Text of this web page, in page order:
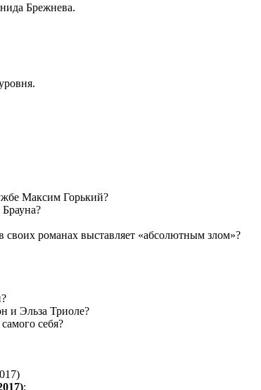
Брежнева.
Максим Горький?
романах выставляет «абсолютным злом»?
и Эльза Триоле?
себя?
: